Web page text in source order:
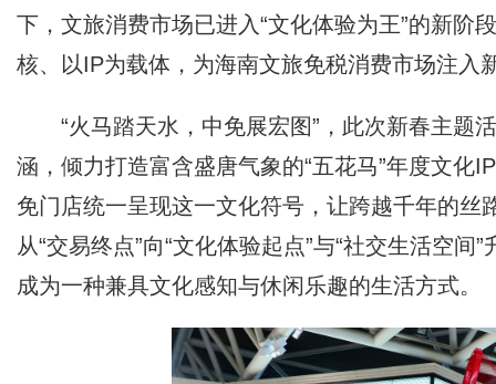
下，文旅消费市场已进入“文化体验为王”的新阶
核、以IP为载体，为海南文旅免税消费市场注入
“火马踏天水，中免展宏图”，此次新春主题
涵，倾力打造富含盛唐气象的“五花马”年度文化
免门店统一呈现这一文化符号，让跨越千年的
从“交易终点”向“文化体验起点”与“社交生活空
成为一种兼具文化感知与休闲乐趣的生活方式。